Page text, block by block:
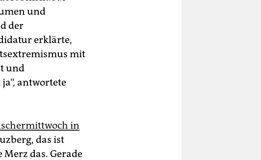
und
der
erklärte,
mit
und
antwortete
in
das ist
das. Gerade